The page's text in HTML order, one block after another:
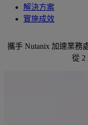
解決方案
實施成效
攜手 Nutanix 加速業務
從 2